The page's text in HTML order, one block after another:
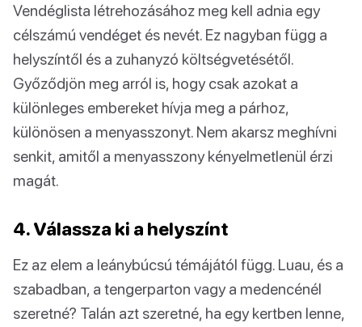
Vendéglista létrehozásához meg kell adnia egy
célszámú vendéget és nevét. Ez nagyban függ a
helyszíntől és a zuhanyzó költségvetésétől.
Győződjön meg arról is, hogy csak azokat a
különleges embereket hívja meg a párhoz,
különösen a menyasszonyt. Nem akarsz meghívni
senkit, amitől a menyasszony kényelmetlenül érzi
magát.
4. Válassza ki a helyszínt
Ez az elem a leánybúcsú témájától függ. Luau, és a
szabadban, a tengerparton vagy a medencénél
szeretné? Talán azt szeretné, ha egy kertben lenne,